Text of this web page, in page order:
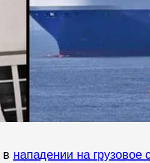
в нападении на грузовое